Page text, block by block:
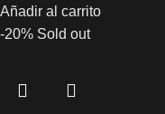
Añadir al carrito
-20% Sold out